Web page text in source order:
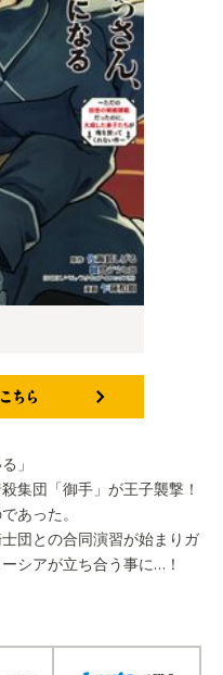
」
集団「御手」が王子襲撃！
あった。
団との合同演習が始まりガ
シアが立ち合う事に…！